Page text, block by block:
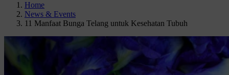
Home
News & Events
11 Manfaat Bunga Telang untuk Kesehatan Tubuh